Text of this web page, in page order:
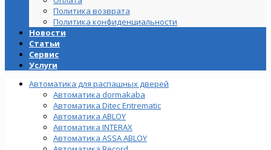
Политика возврата
Политика конфиденциальности
Новости
Статьи
Сервис
Услуги
Автоматика для распашных дверей
Автоматика dormakaba
Автоматика Ditec Entrematic
Автоматика ABLOY
Автоматика INTERAX
Автоматика ASSA ABLOY